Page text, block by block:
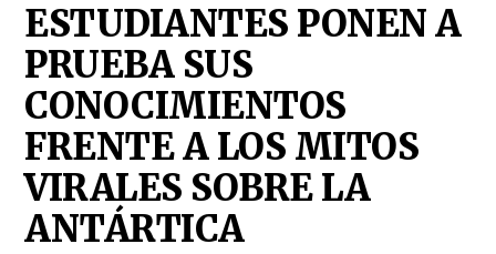
ESTUDIANTES PONEN A
PRUEBA SUS
CONOCIMIENTOS
FRENTE A LOS MITOS
VIRALES SOBRE LA
ANTÁRTICA